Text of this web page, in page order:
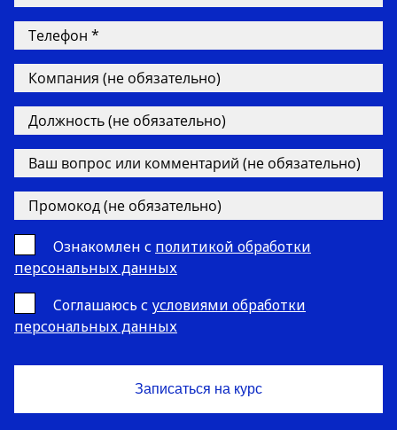
Ознакомлен с политикой обработки
персональных данных
Cоглашаюсь с условиями обработки
персональных данных